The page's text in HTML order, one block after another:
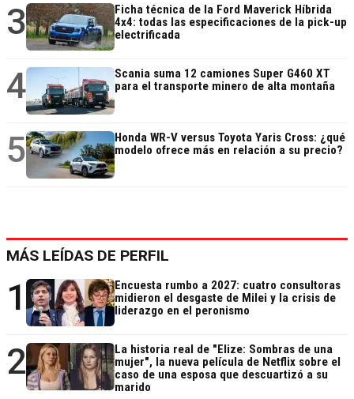
3
Ficha técnica de la Ford Maverick Híbrida
4x4: todas las especificaciones de la pick-up
electrificada
4
Scania suma 12 camiones Super G460 XT
para el transporte minero de alta montaña
5
Honda WR-V versus Toyota Yaris Cross: ¿qué
modelo ofrece más en relación a su precio?
MÁS LEÍDAS DE PERFIL
1
Encuesta rumbo a 2027: cuatro consultoras
midieron el desgaste de Milei y la crisis de
liderazgo en el peronismo
2
La historia real de "Elize: Sombras de una
mujer", la nueva película de Netflix sobre el
caso de una esposa que descuartizó a su
marido